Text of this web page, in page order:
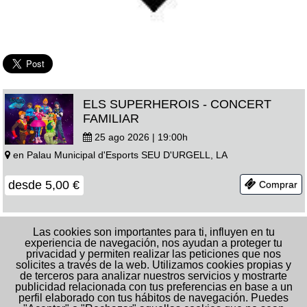
Las cookies son importantes para ti, influyen en tu
experiencia de navegación, nos ayudan a proteger tu
privacidad y permiten realizar las peticiones que nos
solicites a través de la web. Utilizamos cookies propias y
de terceros para analizar nuestros servicios y mostrarte
publicidad relacionada con tus preferencias en base a un
perfil elaborado con tus hábitos de navegación. Puedes
ELS SUPERHEROIS - CONCERT
FAMILIAR
25 ago 2026 | 19:00h
en Palau Municipal d'Esports SEU D'URGELL, LA
desde 5,00 € Comprar
EL SUBSTITUT - PEP PLAZA
27 ago 2026 | 22:00h
en Palau Municipal d'Esports SEU D'URGELL,
LA